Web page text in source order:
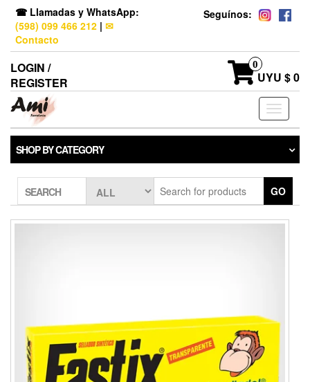
☎ Llamadas y WhatsApp:
(598) 099 466 212 | ✉
Contacto
Seguínos:
LOGIN /
REGISTER
0
UYU $ 0
Toggle
SHOP BY CATEGORY
SEARCH GO